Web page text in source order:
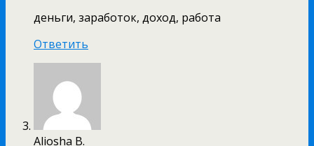
деньги, заработок, доход, работа
Ответить
Аliosha В.